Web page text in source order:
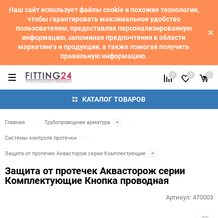
Наш сайт использует файлы cookie и похожие технологии,
чтобы гарантировать максимальное удобство
пользователям, предоставляя персонализированную
информацию, запоминая предпочтения в области
маркетинга и продукции, а также помогая получить
правильную информацию.
КАТАЛОГ ТОВАРОВ
0 0 0
Главная Трубопроводная арматура
Системы контроля протечки
Защита от протечек Аквасторож серии Комплектующие
Защита от протечек Аквасторож серии
Комплектующие Кнопка проводная
Артикул:470003